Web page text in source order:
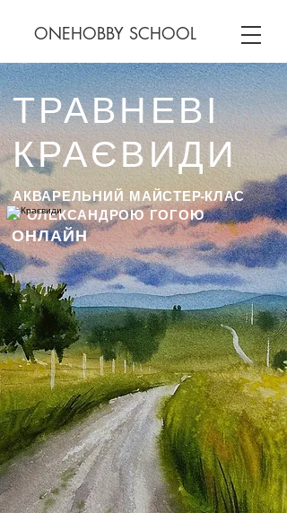
ONEHOBBY SCHOOL
ТРАВНЕВІ
КРАЄВИДИ
АКВАРЕЛЬНИЙ МАЙСТЕР-КЛАС
З ОЛЕКСАНДРОЮ ГОГОЮ
ОНЛАЙН